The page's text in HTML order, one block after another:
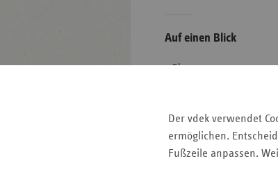
Der vdek verwendet
ermöglichen.
Fußzeile anpassen.
Seitenleiste
Auf einen Blick
Glossar
Karriere
Die GKV